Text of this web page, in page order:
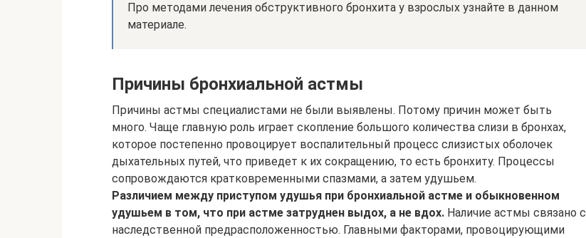
Про методами лечения обструктивного бронхита у взрослых узнайте в данном
материале.
Причины бронхиальной астмы
Причины астмы специалистами не были выявлены. Потому причин может быть
много. Чаще главную роль играет скопление большого количества слизи в бронхах,
которое постепенно провоцирует воспалительный процесс слизистых оболочек
дыхательных путей, что приведет к их сокращению, то есть бронхиту. Процессы
сопровождаются кратковременными спазмами, а затем удушьем.
Различием между приступом удушья при бронхиальной астме и обыкновенном
удушьем в том, что при астме затруднен выдох, а не вдох. Наличие астмы связано с
наследственной предрасположенностью. Главными факторами, провоцирующими